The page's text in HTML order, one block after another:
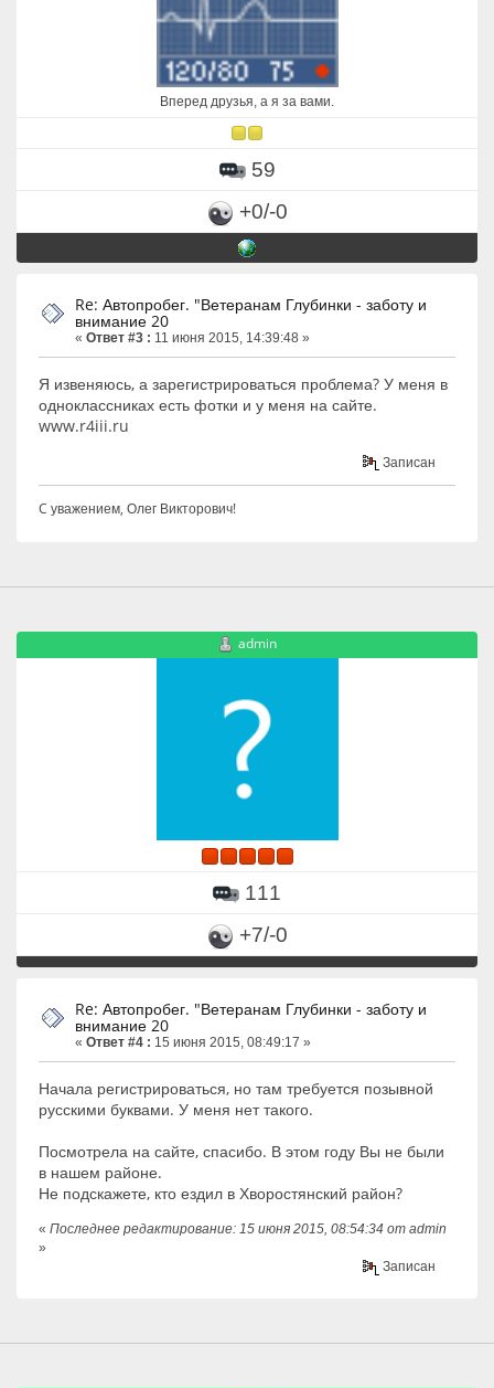
Вперед друзья, а я за вами.
59
+0/-0
Re: Автопробег. "Ветеранам Глубинки - заботу и
внимание 20
« Ответ #3 : 11 июня 2015, 14:39:48 »
Я извеняюсь, а зарегистрироваться проблема? У меня в
одноклассниках есть фотки и у меня на сайте.
www.r4iii.ru
Записан
C уважением, Олег Викторович!
admin
111
+7/-0
Re: Автопробег. "Ветеранам Глубинки - заботу и
внимание 20
« Ответ #4 : 15 июня 2015, 08:49:17 »
Начала регистрироваться, но там требуется позывной
русскими буквами. У меня нет такого.
Посмотрела на сайте, спасибо. В этом году Вы не были
в нашем районе.
Не подскажете, кто ездил в Хворостянский район?
« Последнее редактирование: 15 июня 2015, 08:54:34 от admin
»
Записан